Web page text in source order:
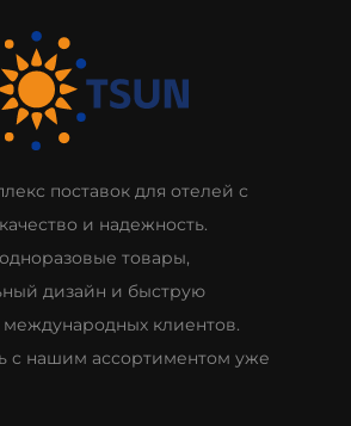
поставок для отелей с
и надежность.
товары,
дизайн и быструю
международных клиентов.
с нашим ассортиментом уже